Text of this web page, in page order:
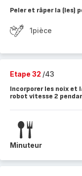
Peler et râper la (les)
1pièce
Etape 32 /43
Incorporer les noix et
robot vitesse 2
Minuteur